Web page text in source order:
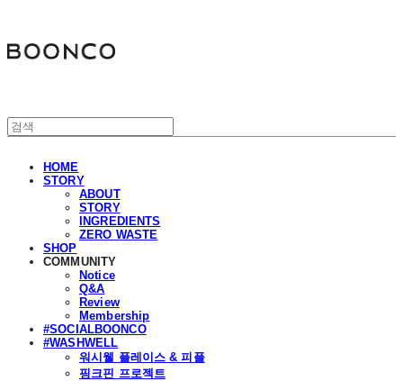
HOME
STORY
ABOUT
STORY
INGREDIENTS
ZERO WASTE
SHOP
COMMUNITY
Notice
Q&A
Review
Membership
#SOCIALBOONCO
#WASHWELL
워시웰 플레이스 & 피플
핑크핀 프로젝트